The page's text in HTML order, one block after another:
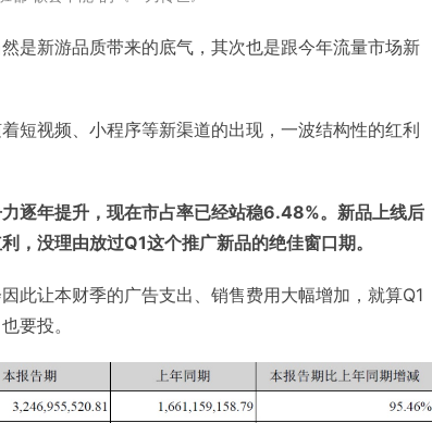
是新游品质带来的底气，其次也是跟今年流量市场新
短视频、小程序等新渠道的出现，一波结构性的红利
逐年提升，现在市占率已经站稳6.48%。新品上线后
，没理由放过Q1这个推广新品的绝佳窗口期。
此让本财季的广告支出、销售费用大幅增加，就算Q1
要投。